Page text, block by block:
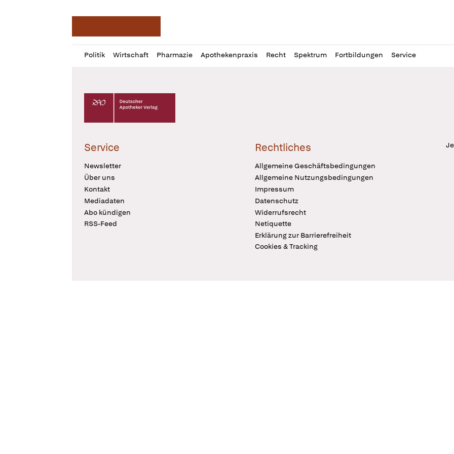
Politik Wirtschaft Pharmazie Apothekenpraxis Recht Spektrum Fortbildungen Service
Profil
öffnen
Daz
Pur
Deutscher Apotheker Verlag Logo
Service
Newsletter
Über uns
Kontakt
Mediadaten
Abo kündigen
RSS-Feed
Rechtliches
Allgemeine Geschäftsbedingungen
Allgemeine Nutzungsbedingungen
Impressum
Datenschutz
Widerrufsrecht
Netiquette
Erklärung zur Barrierefreiheit
Cookies & Tracking